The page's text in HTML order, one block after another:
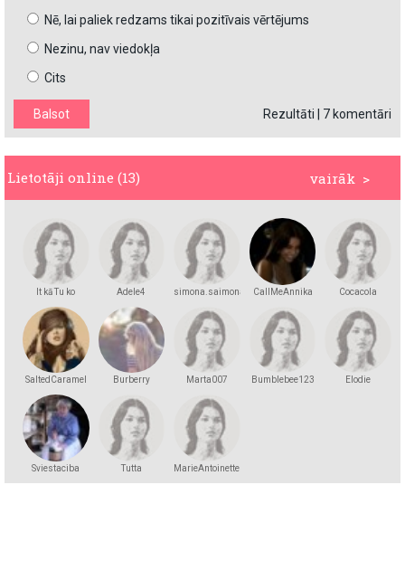
Nē, lai paliek redzams tikai pozitīvais vērtējums
Nezinu, nav viedokļa
Cits
Rezultāti 7 komentāri
vairāk >
Lietotāji online (13)
It kā Tu ko
Adele4 simona.saimona CallMeAnnika Cocacola
SaltedCaramel Burberry Marta007 Bumblebee123 Elodie
Sviestaciba Tutta MarieAntoinette